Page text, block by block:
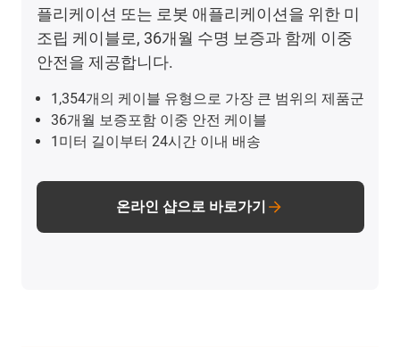
플리케이션 또는 로봇 애플리케이션을 위한 미
조립 케이블로, 36개월 수명 보증과 함께 이중
안전을 제공합니다.
1,354개의 케이블 유형으로 가장 큰 범위의 제품군
36개월 보증포함 이중 안전 케이블
1미터 길이부터 24시간 이내 배송
온라인 샵으로 바로가기